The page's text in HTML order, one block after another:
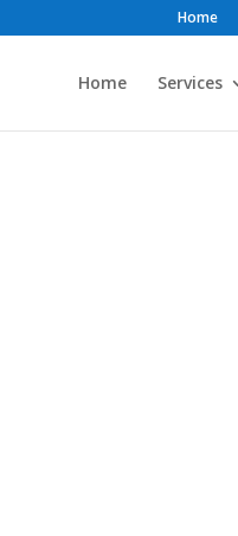
Home
Home Services